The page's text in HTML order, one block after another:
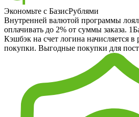
Экономьте с БазисРублями
Внутренней валютой программы
оплачивать до 2% от суммы заказа.
Кэшбэк на счет логина начисляется в
покупки. Выгодные покупки для